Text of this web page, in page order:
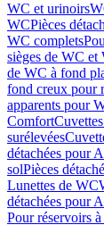
WC et urinoirs
WCPièces
WC complets
sièges de WC et
de WC à fond
fond creux pour
apparents pour
Comfort
surélevées
détachées pour
solPièces
Lunettes de WC
détachées pour
Pour réservoirs